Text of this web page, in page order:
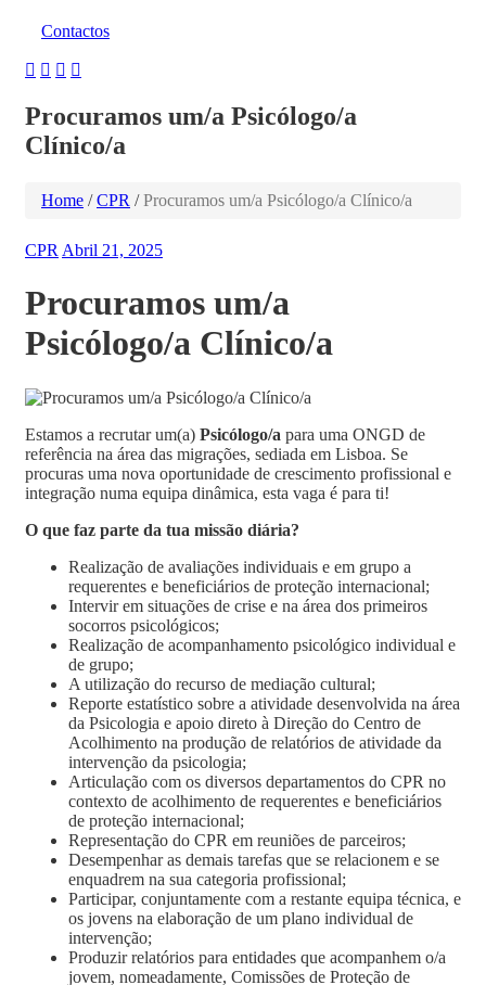
Contactos
Procuramos um/a Psicólogo/a
Clínico/a
Home / CPR /Procuramos um/a Psicólogo/a Clínico/a
CPR Abril 21, 2025
Procuramos um/a
Psicólogo/a Clínico/a
Estamos a recrutar um(a) Psicólogo/a para uma ONGD de
referência na área das migrações, sediada em Lisboa. Se
procuras uma nova oportunidade de crescimento profissional e
integração numa equipa dinâmica, esta vaga é para ti!
O que faz parte da tua missão diária?
Realização de avaliações individuais e em grupo a
requerentes e beneficiários de proteção internacional;
Intervir em situações de crise e na área dos primeiros
socorros psicológicos;
Realização de acompanhamento psicológico individual e
de grupo;
A utilização do recurso de mediação cultural;
Reporte estatístico sobre a atividade desenvolvida na área
da Psicologia e apoio direto à Direção do Centro de
Acolhimento na produção de relatórios de atividade da
intervenção da psicologia;
Articulação com os diversos departamentos do CPR no
contexto de acolhimento de requerentes e beneficiários
de proteção internacional;
Representação do CPR em reuniões de parceiros;
Desempenhar as demais tarefas que se relacionem e se
enquadrem na sua categoria profissional;
Participar, conjuntamente com a restante equipa técnica, e
os jovens na elaboração de um plano individual de
intervenção;
Produzir relatórios para entidades que acompanhem o/a
jovem, nomeadamente, Comissões de Proteção de